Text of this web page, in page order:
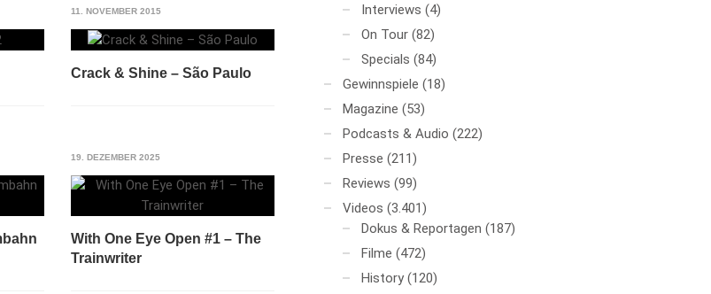
11. NOVEMBER 2015
Crack & Shine – São Paulo
19. DEZEMBER 2025
With One Eye Open #1 – The
Trainwriter
Interviews (4)
On Tour (82)
Specials (84)
Gewinnspiele (18)
Magazine (53)
Podcasts & Audio (222)
Presse (211)
Reviews (99)
Videos (3.401)
Dokus & Reportagen (187)
Filme (472)
History (120)